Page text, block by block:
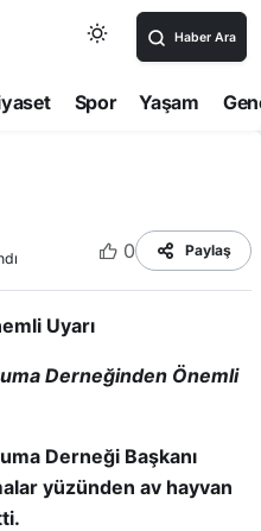
Haber Ara
Spor Yaşam
0 Paylaş
Uyarı
Derneğinden Önemli
Derneği Başkanı
yüzünden av hayvan